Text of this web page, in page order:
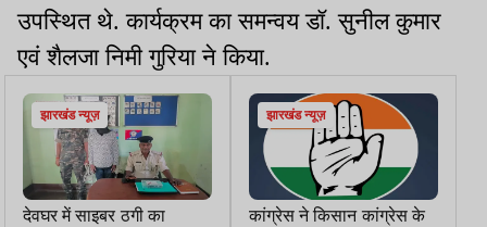
उपस्थित थे. कार्यक्रम का समन्वय डॉ. सुनील कुमार
एवं शैलजा निमी गुरिया ने किया.
झारखंड न्यूज़
देवघर में साइबर ठगी का
झारखंड न्यूज़
कांग्रेस ने किसान कांग्रेस के